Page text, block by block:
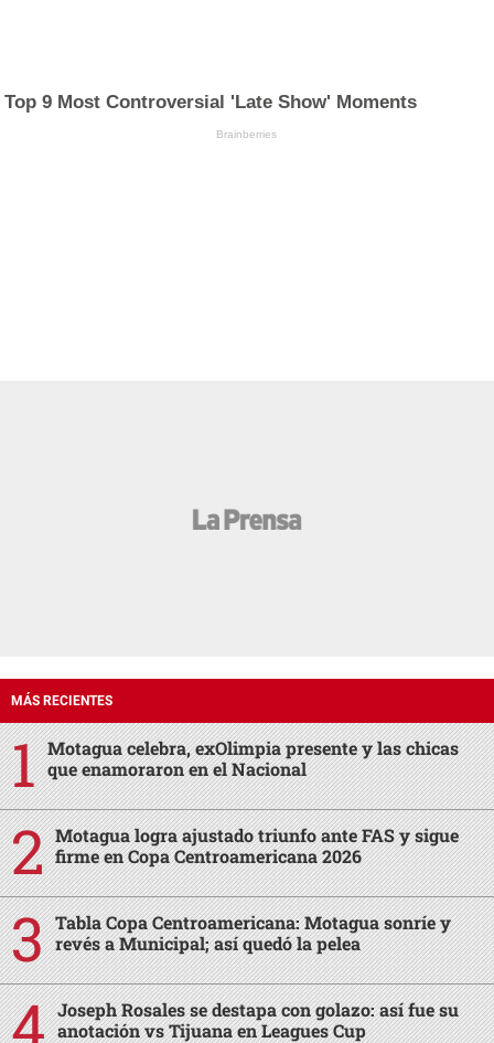
Top 9 Most Controversial 'Late Show' Moments
Brainberries
MÁS RECIENTES
Motagua celebra, exOlimpia presente y las chicas
que enamoraron en el Nacional
Motagua logra ajustado triunfo ante FAS y sigue
firme en Copa Centroamericana 2026
Tabla Copa Centroamericana: Motagua sonríe y
revés a Municipal; así quedó la pelea
Joseph Rosales se destapa con golazo: así fue su
anotación vs Tijuana en Leagues Cup